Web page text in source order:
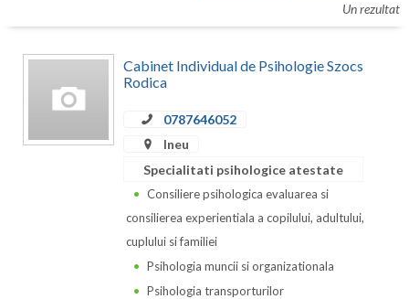
Caras-Severin
Un rezultat
Cabinet Individual de Psihologie Szocs
Rodica
0787646052
Ineu
Specialitati psihologice atestate
Consiliere psihologica evaluarea si
consilierea experientiala a copilului, adultului,
cuplului si familiei
Psihologia muncii si organizationala
Psihologia transporturilor